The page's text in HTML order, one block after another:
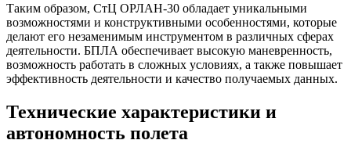
Таким образом, СтЦ ОРЛАН-30 обладает уникальными
возможностями и конструктивными особенностями, которые
делают его незаменимым инструментом в различных сферах
деятельности. БПЛА обеспечивает высокую маневренность,
возможность работать в сложных условиях, а также повышает
эффективность деятельности и качество получаемых данных.
Технические характеристики и
автономность полета